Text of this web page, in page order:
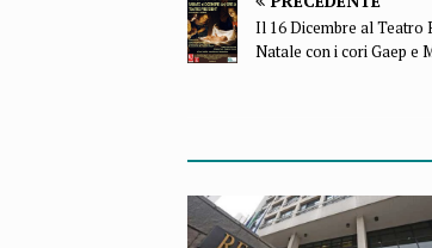
Il 16 Dicembre al Teatro
Natale con i cori Gaep e